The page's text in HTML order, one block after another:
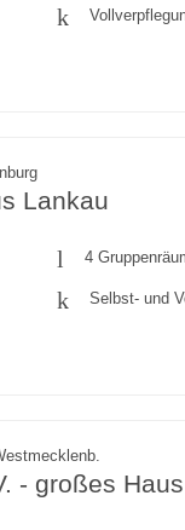
Lankau
4
Selbst- und
- großes Haus